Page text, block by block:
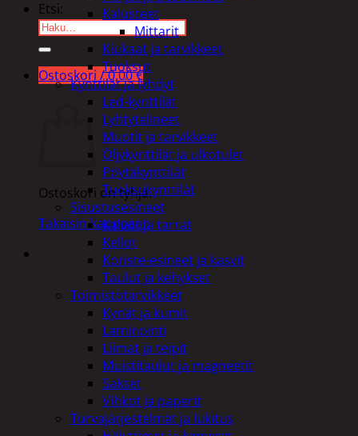
Etsi:
Ostoskori /0,00€
Ostoskori
Ostoskori on tyhjä.
Takaisin kauppaan
Kalusteet
Mittarit
Kiukaat ja tarvikkeet
Tuoksut
Kynttilät ja lyhdyt
Led-kynttilät
Lyhtytelineet
Muotit ja tarvikkeet
Öljykynttilät ja ulkotulet
Pöytäkynttilät
Tuoksukynttilät
Sisustusesineet
Kalvot ja tarrat
Kellot
Koriste-esineet ja kasvit
Taulut ja kehykset
Toimistotarvikkeet
Kynät ja kumit
Laminointi
Liimat ja teipit
Muistitaulut ja magneetit
Sakset
Vihkot ja paperit
Turvajärjestelmät ja lukitus